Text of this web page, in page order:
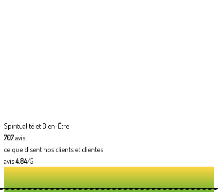
Spiritualité et Bien-Être
707avis
ce que disent nos clients et clientes
avis4.84/5